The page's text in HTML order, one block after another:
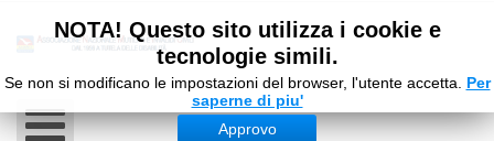
NOTA! Questo sito utilizza i cookie e
tecnologie simili.
Se non si modificano le impostazioni del browser, l'utente accetta. Per
saperne di piu'
Approvo